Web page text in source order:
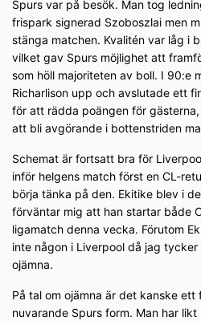
Spurs var på besök. Man tog
frispark signerad Szoboszlai men
stänga matchen. Kvalitén var låg i
vilket gav Spurs möjlighet att
som höll majoriteten av boll. I 90:e
Richarlison upp och avslutade ett
för att rädda poängen för
att bli avgörande i bottenstriden
Schemat är fortsatt bra för
inför helgens match först en CL-
börja tänka på den. Ekitike blev i
förväntar mig att han startar både
ligamatch denna vecka. Förutom
inte någon i Liverpool då jag
ojämna.
På tal om ojämna är det kanske
nuvarande Spurs form. Man har